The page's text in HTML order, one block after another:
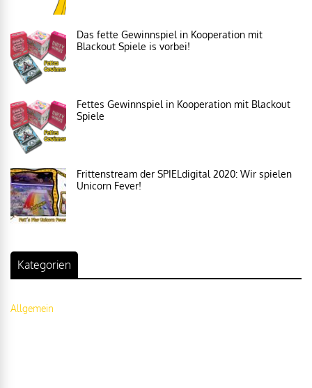
Das fette Gewinnspiel in Kooperation mit
Blackout Spiele is vorbei!
Fettes Gewinnspiel in Kooperation mit Blackout
Spiele
Frittenstream der SPIELdigital 2020: Wir spielen
Unicorn Fever!
Kategorien
Allgemein